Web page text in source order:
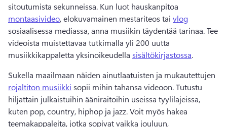
sitoutumista sekunneissa. Kun luot hauskanpitoa
montaasivideo, elokuvamainen mestariteos tai vlog
sosiaalisessa mediassa, anna musiikin täydentää tarinaa. Tee
videoista muistettavaa tutkimalla yli 200 uutta
musiikkikappaletta yksinoikeudella sisältökirjastossa.
Sukella maailmaan näiden ainutlaatuisten ja mukautettujen
rojaltiton musiikki sopii mihin tahansa videoon. Tutustu
hiljattain julkaistuihin ääniraitoihin useissa tyylilajeissa,
kuten pop, country, hiphop ja jazz. Voit myös hakea
teemakappaleita, jotka sopivat vaikka jouluun,